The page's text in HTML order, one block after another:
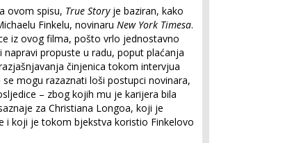
ovom spisu, True Storyje baziran, kako
Finkelu, novinaru New York Timesa.
iz ovog filma, pošto vrlo jednostavno
propuste u radu, poput plaćanja
činjenica tokom intervjua
mogu razaznati loši postupci novinara,
– zbog kojih mu je karijera bila
za Christiana Longoa, koji je
i koji je tokom bjekstva koristio Finkelovo